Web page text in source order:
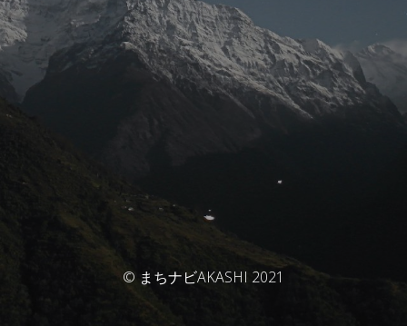
© まちナビAKASHI 2021